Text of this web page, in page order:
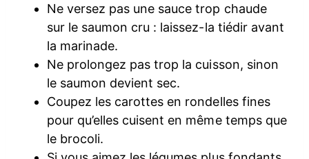
Ne versez pas une sauce trop chaude
sur le saumon cru : laissez-la tiédir avant
la marinade.
Ne prolongez pas trop la cuisson, sinon
le saumon devient sec.
Coupez les carottes en rondelles fines
pour qu’elles cuisent en même temps que
le brocoli.